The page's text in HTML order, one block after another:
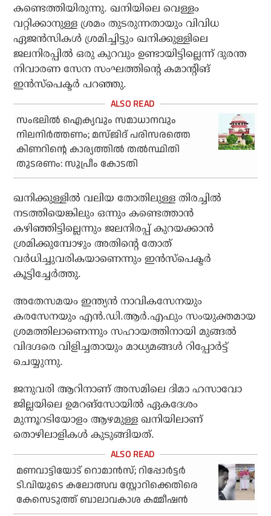
കണ്ടെത്തിയിരുന്നു. ഖനിയിലെ വെള്ളം
വറ്റിക്കാനുള്ള ശ്രമം തുടരുന്നതായും വിവിധ
ഏജന്‍സികള്‍ ശ്രമിച്ചിട്ടും ഖനിക്കുള്ളിലെ
ജലനിരപ്പില്‍ ഒരു കുറവും ഉണ്ടായിട്ടില്ലെന്ന് ദുരന്ത
നിവാരണ സേന സംഘത്തിന്റെ കമാന്റിങ്
ഇന്‍സ്‌പെക്ടര്‍ പറഞ്ഞു.
സംഭലില്‍ ഐക്യവും സമാധാനവും
നിലനിര്‍ത്തണം; മസ്ജിദ് പരിസരത്തെ
കിണറിന്റെ കാര്യത്തില്‍ തല്‍സ്ഥിതി
തുടരണം: സുപ്രീം കോടതി
ഖനിക്കുള്ളില്‍ വലിയ തോതിലുള്ള തിരച്ചില്‍
നടത്തിയെങ്കിലും ഒന്നും കണ്ടെത്താന്‍
കഴിഞ്ഞിട്ടില്ലെന്നും ജലനിരപ്പ് കുറയക്കാന്‍
ശ്രമിക്കുമ്പോഴും അതിന്റെ തോത്
വര്‍ധിച്ചുവരികയാണെന്നും ഇന്‍സ്‌പെക്ടര്‍
കൂട്ടിച്ചേര്‍ത്തു.
അതേസമയം ഇന്ത്യന്‍ നാവികസേനയും
കരസേനയും എന്‍.ഡി.ആര്‍.എഫും സംയുക്തമായ
ശ്രമത്തിലാണെന്നും സഹായത്തിനായി മുങ്ങല്‍
വിദഗ്ദരെ വിളിച്ചതായും മാധ്യമങ്ങള്‍ റിപ്പോര്‍ട്ട്
ചെയ്യുന്നു.
ജനുവരി ആറിനാണ് അസമിലെ ദിമാ ഹസാവോ
ജില്ലയിലെ ഉമറങ്സോയില്‍ ഏകദേശം
മുന്നൂറടിയോളം ആഴമുള്ള ഖനിയിലാണ്
തൊഴിലാളികള്‍ കുടുങ്ങിയത്.
മണവാട്ടിയോട് റൊമാന്‍സ്; റിപ്പോര്‍ട്ടര്‍
ടി.വിയുടെ കലോത്സവ സ്റ്റോറിക്കെതിരെ
കേസെടുത്ത് ബാലാവകാശ കമ്മീഷന്‍